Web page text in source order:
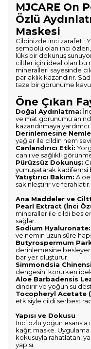
MJCARE On
Özlü
Maskesi
Cildinizde inci zarafeti:
sembolü olan inci
lüks bir dokunuş
ciltler için ideal olan bu
mineralleri sayesinde
parlaklık kazandırır.
taze bir görünüme
Öne Çıkan
Doğal Aydınlatma:
ve mat görünümü
kazandırmaya yardımcı
Derinlemesine
yağlar ile cildin nem
Canlandırıcı Etki:
canlı ve sağlıklı
Pürüzsüz Dokunuş:
yumuşatarak kadifemsi
Yatıştırıcı Bakım: Aloe
sakinleştirir ve ferahlatır.
Ana Maddeler ve
Pearl Extract (İnci
mineraller ile cildi
sağlar.
Sodium Hyaluronate:
ve nemin uzun süre
Butyrospermum
derinlemesine
bariyer oluşturur.
Simmondsia
dengesini korurken
Aloe Barbadensis
dindirir ve yoğun su
Tocopheryl Acetate
etkisiyle cildi serbest
Yapısı ve Dokusu
İnci özlü yoğun esansla
kağıt maske. Uygulama
kokusuyla rahatlatan,
yapısı.